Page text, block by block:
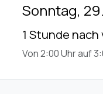
Sonntag,
1 Stunde nach
Von 2:00 Uhr auf